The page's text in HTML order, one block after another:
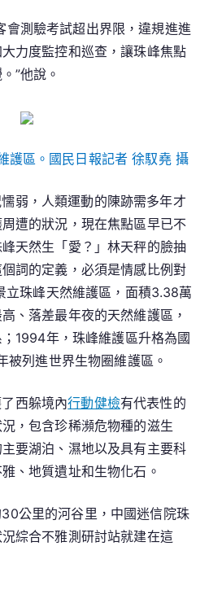
會測驗考試超出界限，違規進進
力度監控和巡查，讓珠峰焦點
”他說。
護區。國民日報記者 徐馭堯 攝
弱，人類運動的陳跡需多年才
遭的狀況，現在焦點區早已不
天然生「愛？」林天秤的臉抽
詞的定義，必須是情感比例對
立珠峰天然維護區，面積3.38萬
、落差最年夜的天然維護區，
1994年，珠峰維護區升格為國
列進世界生物圈維護區。
西躲境內行動健檢有代表性的
，包含珍稀瀕危物種的滋生
要湖泊、濕地以及具有主要科
、地質遺址和生物化石。
公里的河谷里，中國迷信院珠
綜合不雅測研討站就建在這